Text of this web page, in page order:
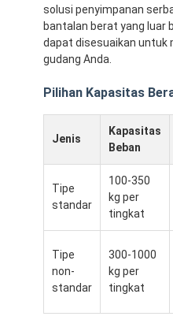
solusi penyimpanan
bantalan berat yang luar
dapat disesuaikan untuk
gudang Anda.
Pilihan Kapasitas
Jenis
Kapasitas
Beban
Tipe
standar
100-350
kg per
tingkat
Tipe
non-
standar
300-1000
kg per
tingkat